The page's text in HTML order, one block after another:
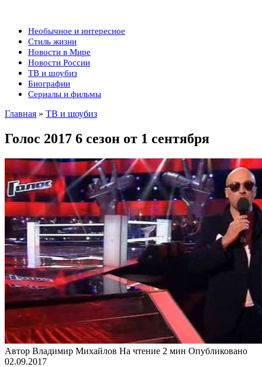
Необычное и интересное
Стиль жизни
Новости в Мире
Новости России
ТВ и шоубиз
Биографии
Сериалы и фильмы
Главная » ТВ и шоубиз
Голос 2017 6 сезон от 1 сентября
Автор Владимир Михайлов На чтение 2 мин Опубликовано
02.09.2017